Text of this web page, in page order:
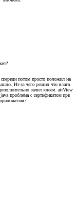
потом просто положил на
Из-за чего решил что влага
залил клеем. airView
проблема с сертификатом при